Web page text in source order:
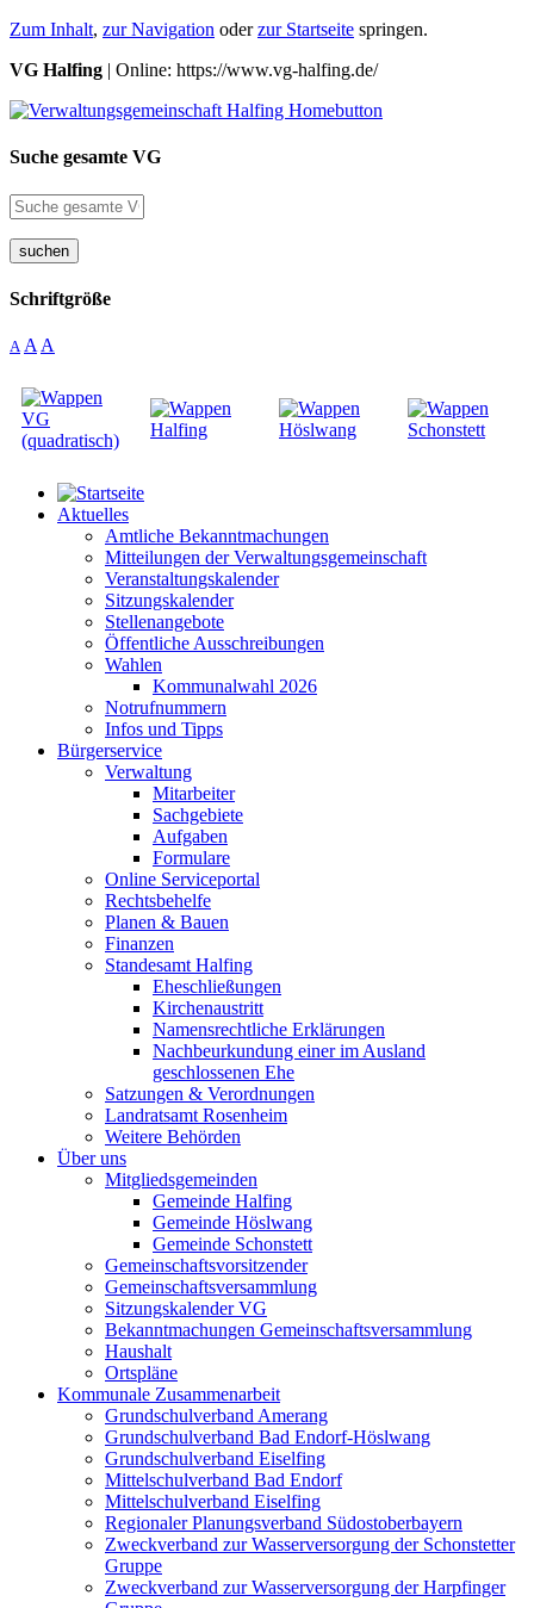
Zum Inhalt, zur Navigation oderzur Startseite springen.
VG Halfing | Online: https://www.vg-halfing.de/
Suche gesamte VG
suchen
Schriftgröße
A A A
Aktuelles
Amtliche Bekanntmachungen
Mitteilungen der Verwaltungsgemeinschaft
Veranstaltungskalender
Sitzungskalender
Stellenangebote
Öffentliche Ausschreibungen
Wahlen
Kommunalwahl 2026
Notrufnummern
Infos und Tipps
Bürgerservice
Verwaltung
Mitarbeiter
Sachgebiete
Aufgaben
Formulare
Online Serviceportal
Rechtsbehelfe
Planen & Bauen
Finanzen
Standesamt Halfing
Eheschließungen
Kirchenaustritt
Namensrechtliche Erklärungen
Nachbeurkundung einer im Ausland
geschlossenen Ehe
Satzungen & Verordnungen
Landratsamt Rosenheim
Weitere Behörden
Über uns
Mitgliedsgemeinden
Gemeinde Halfing
Gemeinde Höslwang
Gemeinde Schonstett
Gemeinschaftsvorsitzender
Gemeinschaftsversammlung
Sitzungskalender VG
Bekanntmachungen Gemeinschaftsversammlung
Haushalt
Ortspläne
Kommunale Zusammenarbeit
Grundschulverband Amerang
Grundschulverband Bad Endorf-Höslwang
Grundschulverband Eiselfing
Mittelschulverband Bad Endorf
Mittelschulverband Eiselfing
Regionaler Planungsverband Südostoberbayern
Zweckverband zur Wasserversorgung der Schonstetter
Gruppe
Zweckverband zur Wasserversorgung der Harpfinger